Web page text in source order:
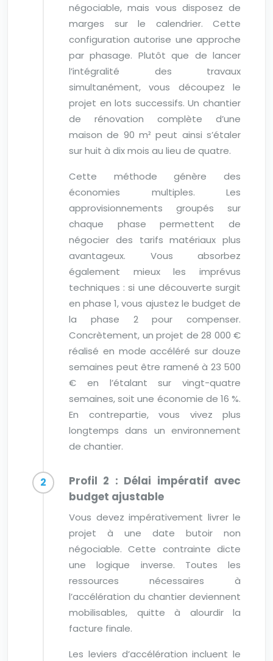
négociable, mais vous disposez de
marges sur le calendrier. Cette
configuration autorise une approche
par phasage. Plutôt que de lancer
l’intégralité des travaux
simultanément, vous découpez le
projet en lots successifs. Un chantier
de rénovation complète d’une
maison de 90 m² peut ainsi s’étaler
sur huit à dix mois au lieu de quatre.
Cette méthode génère des
économies multiples. Les
approvisionnements groupés sur
chaque phase permettent de
négocier des tarifs matériaux plus
avantageux. Vous absorbez
également mieux les imprévus
techniques : si une découverte surgit
en phase 1, vous ajustez le budget de
la phase 2 pour compenser.
Concrètement, un projet de 28 000 €
réalisé en mode accéléré sur douze
semaines peut être ramené à 23 500
€ en l’étalant sur vingt-quatre
semaines, soit une économie de 16 %.
En contrepartie, vous vivez plus
longtemps dans un environnement
de chantier.
Profil 2 : Délai impératif avec
budget ajustable
Vous devez impérativement livrer le
projet à une date butoir non
négociable. Cette contrainte dicte
une logique inverse. Toutes les
ressources nécessaires à
l’accélération du chantier deviennent
mobilisables, quitte à alourdir la
facture finale.
Les leviers d’accélération incluent le